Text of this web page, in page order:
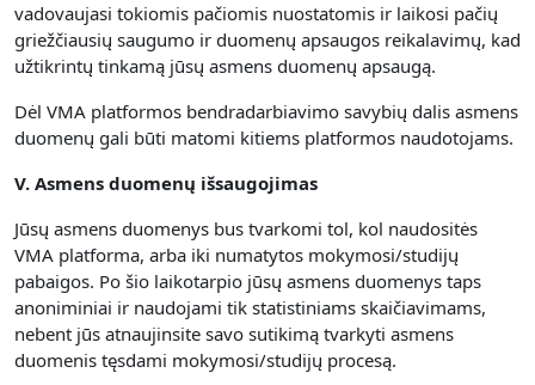
vadovaujasi tokiomis pačiomis nuostatomis ir laikosi pačių
griežčiausių saugumo ir duomenų apsaugos reikalavimų, kad
užtikrintų tinkamą jūsų asmens duomenų apsaugą.
Dėl VMA platformos bendradarbiavimo savybių dalis asmens
duomenų gali būti matomi kitiems platformos naudotojams.
V. Asmens duomenų išsaugojimas
Jūsų asmens duomenys bus tvarkomi tol, kol naudositės
VMA platforma, arba iki numatytos mokymosi/studijų
pabaigos. Po šio laikotarpio jūsų asmens duomenys taps
anoniminiai ir naudojami tik statistiniams skaičiavimams,
nebent jūs atnaujinsite savo sutikimą tvarkyti asmens
duomenis tęsdami mokymosi/studijų procesą.